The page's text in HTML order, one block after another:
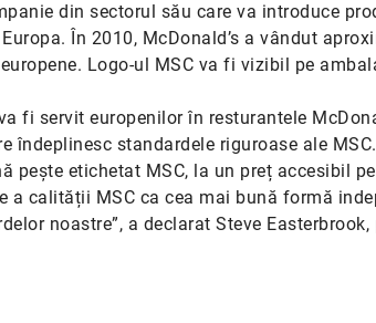
din sectorul său care va introduce
În 2010, McDonald’s a vândut
Logo-ul MSC va fi vizibil pe
fi servit europenilor în resturantele
îndeplinesc standardele riguroase ale MSC.
pește etichetat MSC, la un preț accesibil
calității MSC ca cea mai bună formă
noastre”, a declarat Steve Easterbrook,